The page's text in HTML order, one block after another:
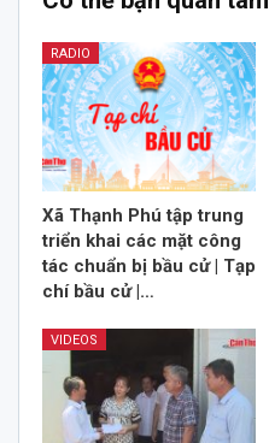
RADIO
Xã Thạnh Phú tập trung
triển khai các mặt công
tác chuẩn bị bầu cử | Tạp
chí bầu cử |…
VIDEOS